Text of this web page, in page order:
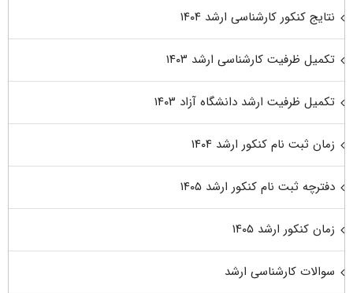
نتایج کنکور کارشناسی ارشد ۱۴۰۴
تکمیل ظرفیت کارشناسی ارشد ۱۴۰۳
تکمیل ظرفیت ارشد دانشگاه آزاد ۱۴۰۳
زمان ثبت نام کنکور ارشد ۱۴۰۴
دفترچه ثبت نام کنکور ارشد ۱۴۰۵
زمان کنکور ارشد ۱۴۰۵
سوالات کارشناسی ارشد